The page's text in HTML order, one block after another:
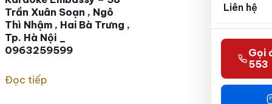
Liên hệ
Gọi
553
Trần Xuân Soạn , Ngô
Thì Nhậm , Hai Bà Trưng ,
Tp. Hà Nội _
0963259599
Đọc tiếp